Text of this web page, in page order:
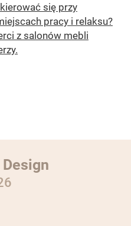
się przy
pracy i relaksu?
z salonów mebli